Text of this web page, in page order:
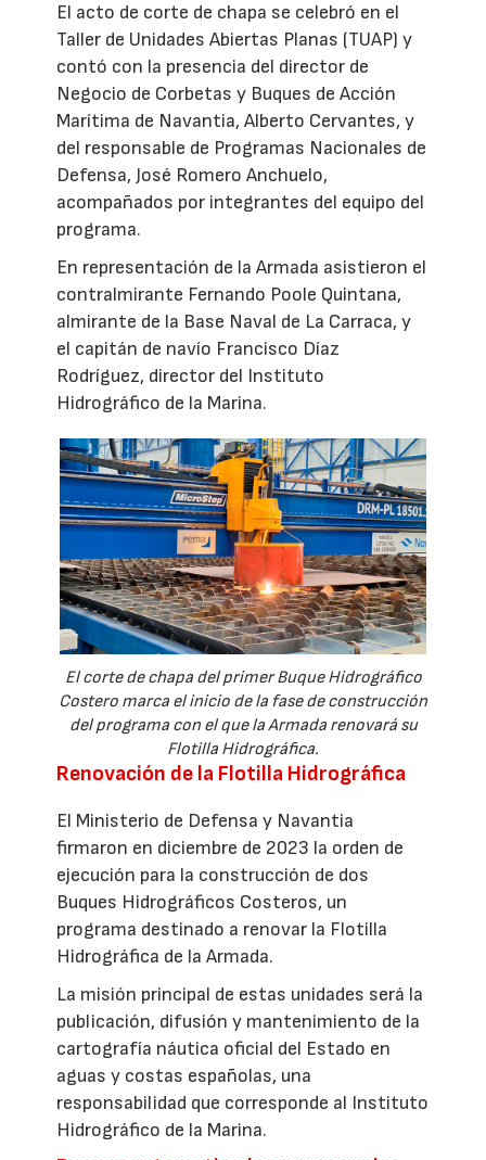
El acto de corte de chapa se celebró en el
Taller de Unidades Abiertas Planas (TUAP) y
contó con la presencia del director de
Negocio de Corbetas y Buques de Acción
Marítima de Navantia, Alberto Cervantes, y
del responsable de Programas Nacionales de
Defensa, José Romero Anchuelo,
acompañados por integrantes del equipo del
programa.
En representación de la Armada asistieron el
contralmirante Fernando Poole Quintana,
almirante de la Base Naval de La Carraca, y
el capitán de navío Francisco Díaz
Rodríguez, director del Instituto
Hidrográfico de la Marina.
El corte de chapa del primer Buque Hidrográfico
Costero marca el inicio de la fase de construcción
del programa con el que la Armada renovará su
Flotilla Hidrográfica.
Renovación de la Flotilla Hidrográfica
El Ministerio de Defensa y Navantia
firmaron en diciembre de 2023 la orden de
ejecución para la construcción de dos
Buques Hidrográficos Costeros, un
programa destinado a renovar la Flotilla
Hidrográfica de la Armada.
La misión principal de estas unidades será la
publicación, difusión y mantenimiento de la
cartografía náutica oficial del Estado en
aguas y costas españolas, una
responsabilidad que corresponde al Instituto
Hidrográfico de la Marina.